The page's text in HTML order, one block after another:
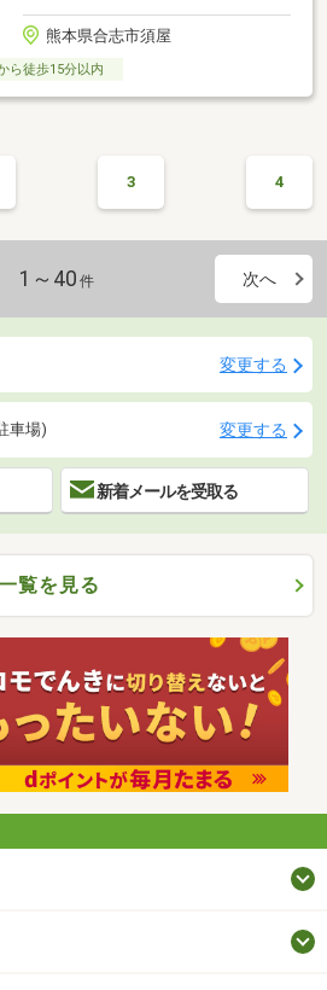
熊本県合志市須屋
ら徒歩15分以内
3 4
1～40 件 次へ
変更する
車場) 変更する
新着メールを受取る
覧を見る